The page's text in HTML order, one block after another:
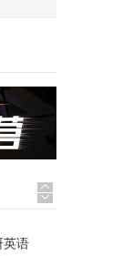
入门
体
英语